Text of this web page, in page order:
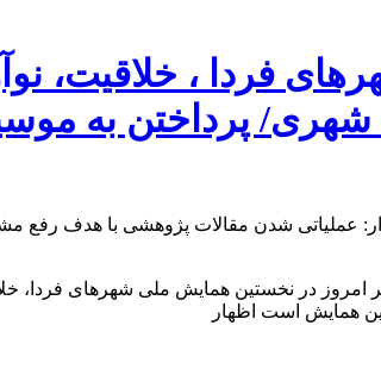
، خلاقیت،
شهری/ پرداختن به
در نخستین همایش ملی شهرهای فردا،
همایش است اظهار